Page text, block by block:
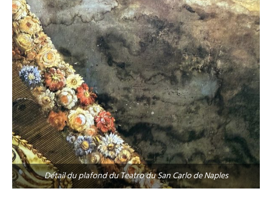
Détail du plafond du Teatro du San Carlo de Naples